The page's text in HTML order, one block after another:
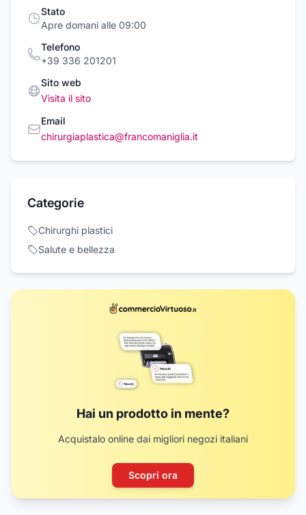
Stato
Apre domani alle 09:00
Telefono
+39 336 201201
Sito web
Visita il sito
Email
chirurgiaplastica@francomaniglia.it
Categorie
Chirurghi plastici
Salute e bellezza
Hai un prodotto in mente?
Acquistalo online dai migliori negozi italiani
Scopri ora